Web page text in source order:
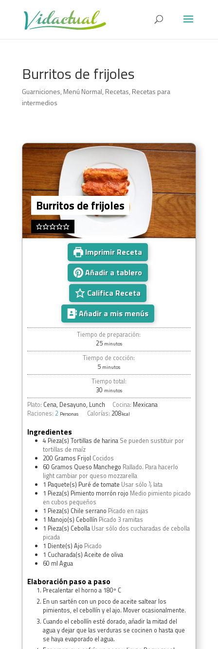
Burritos de frijoles
Guarniciones, Menú Normal, Recetas, Recetas para
intermedios
Burritos de frijoles
Imprimir Receta
Añadir a tablero
Califica Receta
Añadir a mis menús
Tiempo de preparación:
25 minutos
Tiempo de cocción:
5 minutos
Tiempo total:
30 minutos
Plato: Cena, Desayuno, Lunch Cocina: Mexicana
Raciones: 2 Personas Calorías: 208kcal
Ingredientes
4 Pieza(s) Tortillas de harina Se pueden sustituir por
tortillas de maíz
200 Gramos Frijol Cocidos
60 Gramos Queso Manchego Rallado. Para hacerlo
light cambiar por queso mozzarella
1 Paquete(s) Puré de tomate Usar sólo ½ lata
1 Pieza(s) Pimiento morrón rojo Medio pimiento picado
en cubos pequeños
1 Pieza(s) Chile serrano Picado en rajas
1 Manojo(s) Cebollín Picado 3 ramitas
1 Pieza(s) Cebolla Usar sólo dos cucharadas de cebolla
picada
1 Diente(s) Ajo Picado
1 Cucharada(s) Aceite de oliva
60 ml Agua
Elaboración paso a paso
Precalentar el horno a 180º C
En un sartén con un poco de aceite saltear los
pimientos, el cebollín y el ajo. Mover ocasionalmente.
Cuando el cebollín esté dorado, añadir la mitad del
agua y dejar que las verduras se cocinen o hasta que
se haya evaporado el agua.